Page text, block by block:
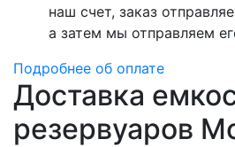
наш счет, заказ
а затем мы отправляем
Подробнее об оплате
Доставка
резервуаров